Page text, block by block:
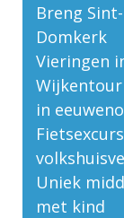
Breng
Domkerk
Vieringen
Wijkentour
in
Uniek
met kind